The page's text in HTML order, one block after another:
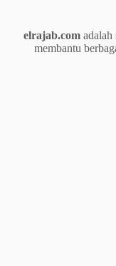
elrajab.com adalah
membantu